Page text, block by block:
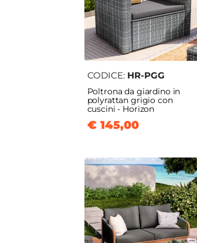
CODICE: HR-PGG
Poltrona da giardino in
polyrattan grigio con
cuscini - Horizon
€ 145,00